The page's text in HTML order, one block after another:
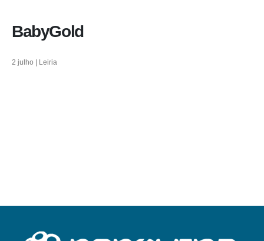
BabyGold
2 julho | Leiria